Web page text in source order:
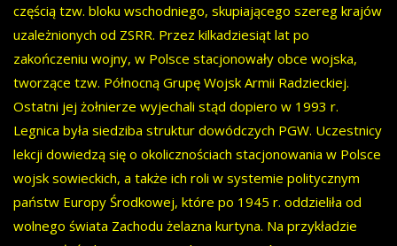
częścią tzw. bloku wschodniego, skupiającego szereg krajów
uzależnionych od ZSRR. Przez kilkadziesiąt lat po
zakończeniu wojny, w Polsce stacjonowały obce wojska,
tworzące tzw. Północną Grupę Wojsk Armii Radzieckiej.
Ostatni jej żołnierze wyjechali stąd dopiero w 1993 r.
Legnica była siedziba struktur dowódczych PGW. Uczestnicy
lekcji dowiedzą się o okolicznościach stacjonowania w Polsce
wojsk sowieckich, a także ich roli w systemie politycznym
państw Europy Środkowej, które po 1945 r. oddzieliła od
wolnego świata Zachodu żelazna kurtyna. Na przykładzie